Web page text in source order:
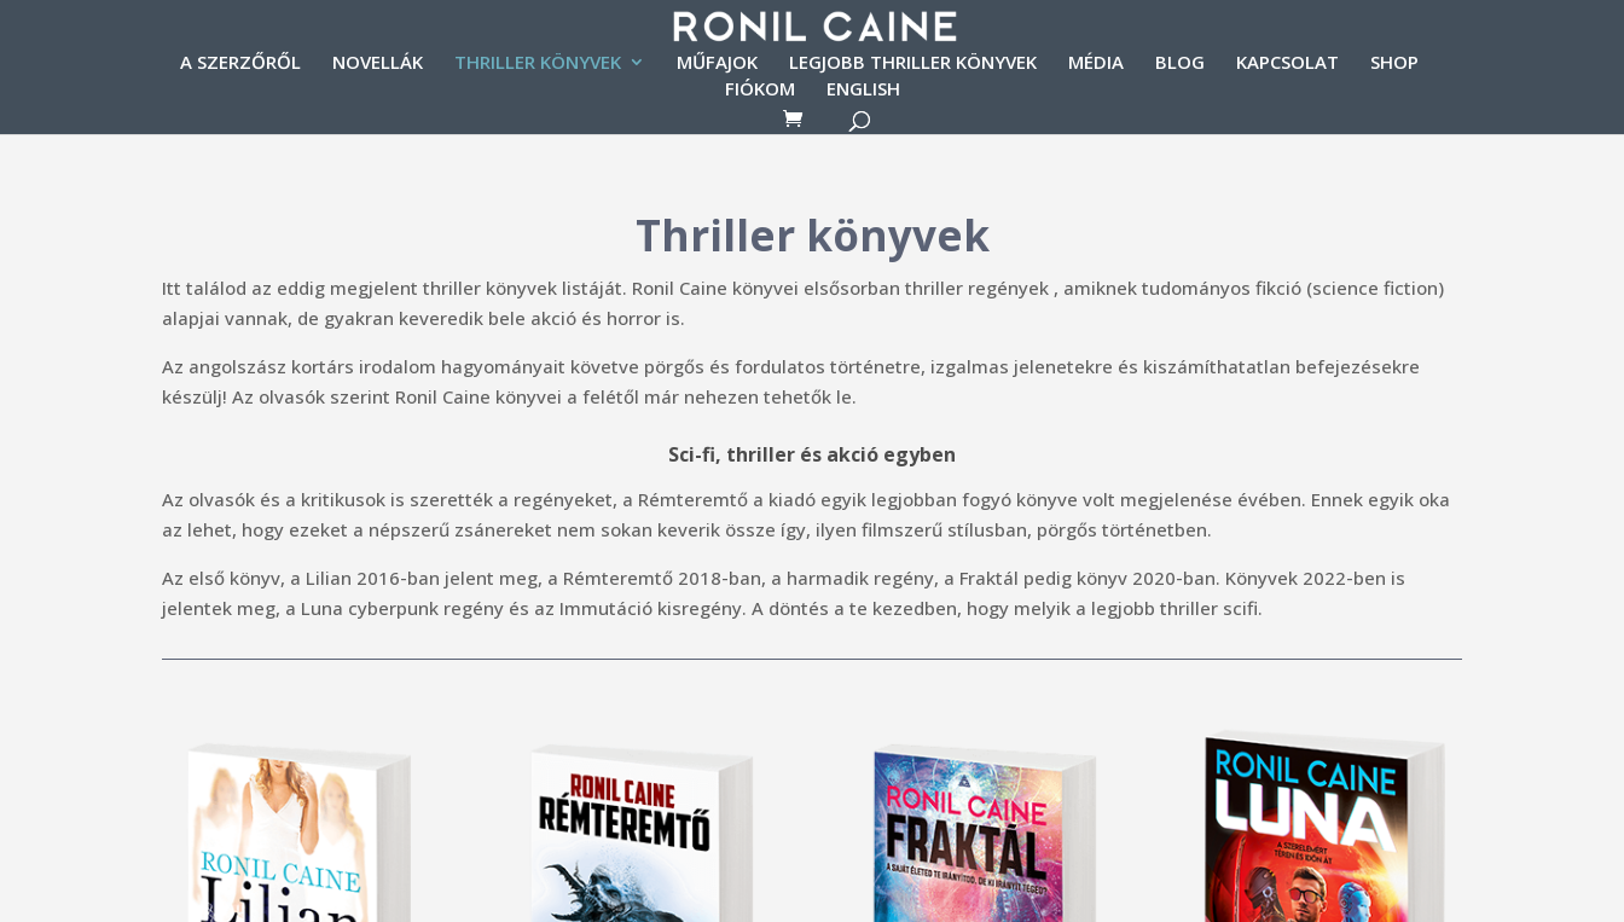
A SZERZŐRŐL NOVELLÁK THRILLER KÖNYVEK MŰFAJOK LEGJOBB THRILLER KÖNYVEK MÉDIA BLOG KAPCSOLAT
SHOP
FIÓKOM
ENGLISH
Thriller könyvek
Itt találod az eddig megjelent thriller könyvek listáját. Ronil Caine könyvei elsősorban thriller regények , amiknek tudományos fikció (science fiction)
alapjai vannak, de gyakran keveredik bele akció és horror is.
Az angolszász kortárs irodalom hagyományait követve pörgős és fordulatos történetre, izgalmas jelenetekre és kiszámíthatatlan befejezésekre
készülj! Az olvasók szerint Ronil Caine könyvei a felétől már nehezen tehetők le.
Sci-fi, thriller és akció egyben
Az olvasók és a kritikusok is szerették a regényeket, a Rémteremtő a kiadó egyik legjobban fogyó könyve volt megjelenése évében. Ennek egyik oka
az lehet, hogy ezeket a népszerű zsánereket nem sokan keverik össze így, ilyen filmszerű stílusban, pörgős történetben.
Az első könyv, a Lilian 2016-ban jelent meg, a Rémteremtő 2018-ban, a harmadik regény, a Fraktál pedig könyv 2020-ban. Könyvek 2022-ben is
jelentek meg, a Luna cyberpunk regény és az Immutáció kisregény. A döntés a te kezedben, hogy melyik a legjobb thriller scifi.